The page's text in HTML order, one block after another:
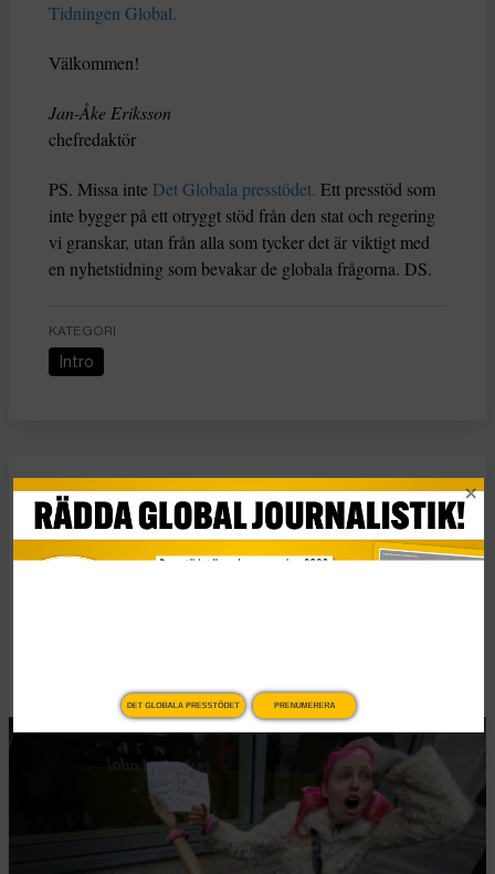
Tidningen Global.
Välkommen!
Jan-Åke Eriksson
chefredaktör
PS. Missa inte Det Globala presstödet. Ett presstöd som
inte bygger på ett otryggt stöd från den stat och regering
vi granskar, utan från alla som tycker det är viktigt med
en nyhetstidning som bevakar de globala frågorna. DS.
KATEGORI
Intro
Intro
DET GLOBALA PRESSTÖDET PRENUMERERA